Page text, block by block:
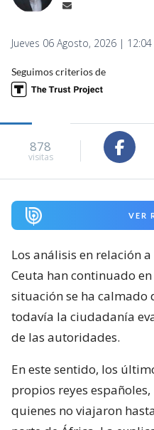
Jueves 06 Agosto, 2026 | 12:04
Seguimos criterios de
878
visitas
VER
Los análisis en relación
Ceuta han continuado
situación se ha
todavía la ciudadanía
de las autoridades.
En este sentido, los
propios reyes españoles,
quienes no viajaron